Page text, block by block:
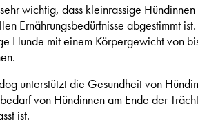
wichtig, dass kleinrassige
Ernährungsbedürfnisse abgestimmt
Hunde mit einem Körpergewicht von
unterstützt die Gesundheit von
von Hündinnen am Ende der
ist.